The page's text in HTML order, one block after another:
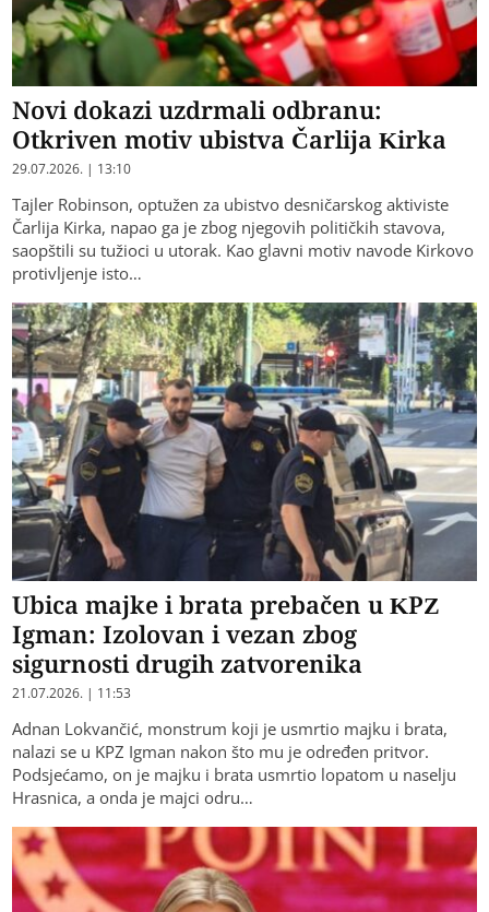
Novi dokazi uzdrmali odbranu:
Otkriven motiv ubistva Čarlija Kirka
29.07.2026. | 13:10
Tajler Robinson, optužen za ubistvo desničarskog aktiviste
Čarlija Kirka, napao ga je zbog njegovih političkih stavova,
saopštili su tužioci u utorak. Kao glavni motiv navode Kirkovo
protivljenje isto…
Ubica majke i brata prebačen u KPZ
Igman: Izolovan i vezan zbog
sigurnosti drugih zatvorenika
21.07.2026. | 11:53
Adnan Lokvančić, monstrum koji je usmrtio majku i brata,
nalazi se u KPZ Igman nakon što mu je određen pritvor.
Podsjećamo, on je majku i brata usmrtio lopatom u naselju
Hrasnica, a onda je majci odru…